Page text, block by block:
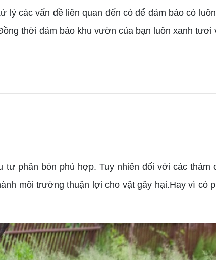
các vấn đề liên quan đến cỏ để đảm bảo cỏ
thời đảm bảo khu vườn của bạn luôn xanh tươi
phân bón phù hợp. Tuy nhiên đối với các thảm
môi trường thuận lợi cho vật gây hại.Hay vì cỏ